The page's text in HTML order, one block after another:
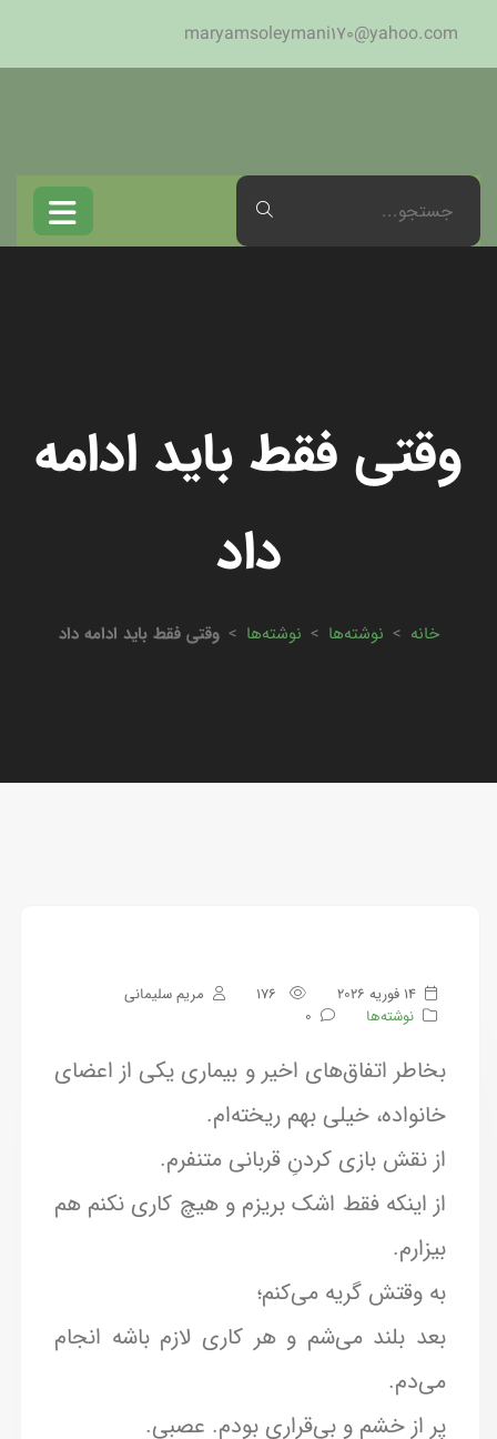
maryamsoleymani170@yahoo.com
وقتی فقط باید ادامه
داد
خانه > نوشته‌ها > نوشته‌ها > وقتی فقط باید ادامه داد
14 فوریه 2026
مریم سلیمانی
نوشته‌ها
0
بخاطر اتفاق‌های اخیر و بیماری یکی از اعضای
خانواده، خیلی بهم ریخته‌ام.
از نقش بازی کردنِ قربانی متنفرم.
از اینکه فقط اشک بریزم و هیچ کاری نکنم هم
بیزارم.
به وقتش گریه می‌کنم؛
بعد بلند می‌شم و هر کاری لازم باشه انجام
می‌دم.
پر از خشم و بی‌قراری بودم. عصبی.